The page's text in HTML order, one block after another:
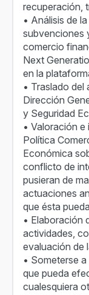
recuperación,
• Análisis de
subvenciones
comercio
Next
en la
• Traslado del
Dirección
y Seguridad
• Valoración
Política
Económica
conflicto de
pusieran de
actuaciones
que ésta
• Elaboración
actividades,
evaluación de
• Someterse
que pueda
cualesquiera